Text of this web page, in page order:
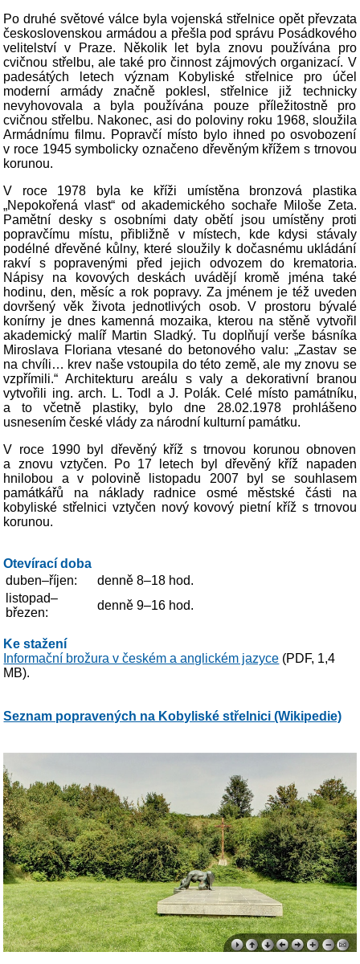
Po druhé světové válce byla vojenská střelnice opět převzata
československou armádou a přešla pod správu Posádkového
velitelství v Praze. Několik let byla znovu používána pro
cvičnou střelbu, ale také pro činnost zájmových organizací. V
padesátých letech význam Kobyliské střelnice pro účel
moderní armády značně poklesl, střelnice již technicky
nevyhovovala a byla používána pouze příležitostně pro
cvičnou střelbu. Nakonec, asi do poloviny roku 1968, sloužila
Armádnímu filmu. Popravčí místo bylo ihned po osvobození
v roce 1945 symbolicky označeno dřevěným křížem s trnovou
korunou.
V roce 1978 byla ke kříži umístěna bronzová plastika
„Nepokořená vlast“ od akademického sochaře Miloše Zeta.
Pamětní desky s osobními daty obětí jsou umístěny proti
popravčímu místu, přibližně v místech, kde kdysi stávaly
podélné dřevěné kůlny, které sloužily k dočasnému ukládání
rakví s popravenými před jejich odvozem do krematoria.
Nápisy na kovových deskách uvádějí kromě jména také
hodinu, den, měsíc a rok popravy. Za jménem je též uveden
dovršený věk života jednotlivých osob. V prostoru bývalé
konírny je dnes kamenná mozaika, kterou na stěně vytvořil
akademický malíř Martin Sladký. Tu doplňují verše básníka
Miroslava Floriana vtesané do betonového valu: „Zastav se
na chvíli… krev naše vstoupila do této země, ale my znovu se
vzpřímili.“ Architekturu areálu s valy a dekorativní branou
vytvořili ing. arch. L. Todl a J. Polák. Celé místo památníku,
a to včetně plastiky, bylo dne 28.02.1978 prohlášeno
usnesením české vlády za národní kulturní památku.
V roce 1990 byl dřevěný kříž s trnovou korunou obnoven
a znovu vztyčen. Po 17 letech byl dřevěný kříž napaden
hnilobou a v polovině listopadu 2007 byl se souhlasem
památkářů na náklady radnice osmé městské části na
kobyliské střelnici vztyčen nový kovový pietní kříž s trnovou
korunou.
Otevírací doba
duben–říjen:
denně 8–18 hod.
listopad–
březen:
denně 9–16 hod.
Ke stažení
Informační brožura v českém a anglickém jazyce (PDF, 1,4
MB).
Seznam popravených na Kobyliské střelnici (Wikipedie)